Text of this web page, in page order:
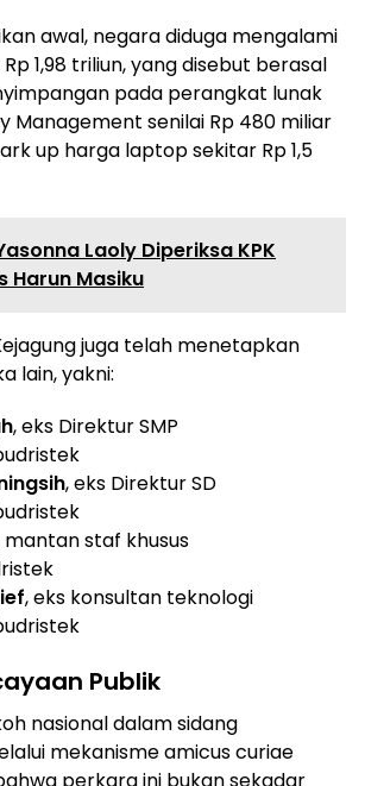
awal, negara diduga mengalami
1,98 triliun, yang disebut berasal
pada perangkat lunak
Management senilai Rp 480 miliar
up harga laptop sekitar Rp 1,5
Laoly Diperiksa KPK
Harun Masiku
juga telah menetapkan
lain, yakni:
, eks Direktur SMP
, eks Direktur SD
mantan staf khusus
, eks konsultan teknologi
Publik
nasional dalam sidang
mekanisme amicus curiae